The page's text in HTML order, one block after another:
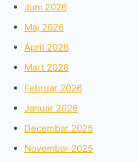
Juni 2026
Maj 2026
April 2026
Mart 2026
Februar 2026
Januar 2026
Decembar 2025
Novembar 2025